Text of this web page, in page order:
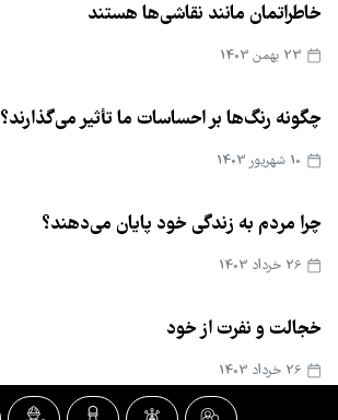
خاطراتمان مانند نقاشی‌ها هستند
چگونه رنگ‌ها بر احساسات ما تأثیر می‌گذارند؟
چرا مردم به زندگی خود پایان می‌دهند؟
خجالت و نفرت از خود